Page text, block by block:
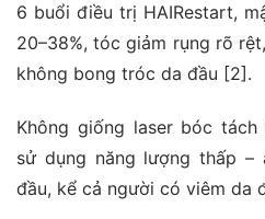
6 buổi điều trị HAIRestart,
20–38%, tóc giảm rụng rõ
không bong tróc da đầu [2].
Không giống laser bóc tách
sử dụng năng lượng thấp
đầu, kể cả người có viêm da